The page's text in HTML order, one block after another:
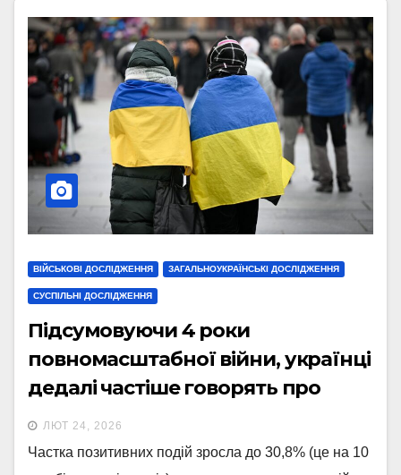
ВІЙСЬКОВІ ДОСЛІДЖЕННЯ ЗАГАЛЬНОУКРАЇНСЬКІ ДОСЛІДЖЕННЯ
СУСПІЛЬНІ ДОСЛІДЖЕННЯ
Підсумовуючи 4 роки
повномасштабної війни, українці
дедалі частіше говорять про
здобутки, а не лише про втрати
ЛЮТ 24, 2026
Частка позитивних подій зросла до 30,8% (це на 10